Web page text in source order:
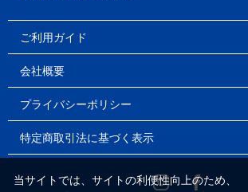
ご利用ガイド
会社概要
プライバシーポリシー
特定商取引法に基づく表示
Instagram
当サイトでは、サイトの利便性向上のため、